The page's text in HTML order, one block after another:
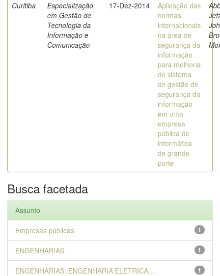
Curitiba
Especialização
em Gestão de
Tecnologia da
Informação e
Comunicação
17-Dez-2014
Aplicação das
normas
internacionais
na área de
segurança da
informação
para melhoria
do sistema
de gestão de
segurança da
informação
em uma
empresa
pública de
informática
de grande
porte
Busca facetada
Assunto
1
Empresas públicas
1
ENGENHARIAS
1
ENGENHARIAS::ENGENHARIA ELETRICA:...